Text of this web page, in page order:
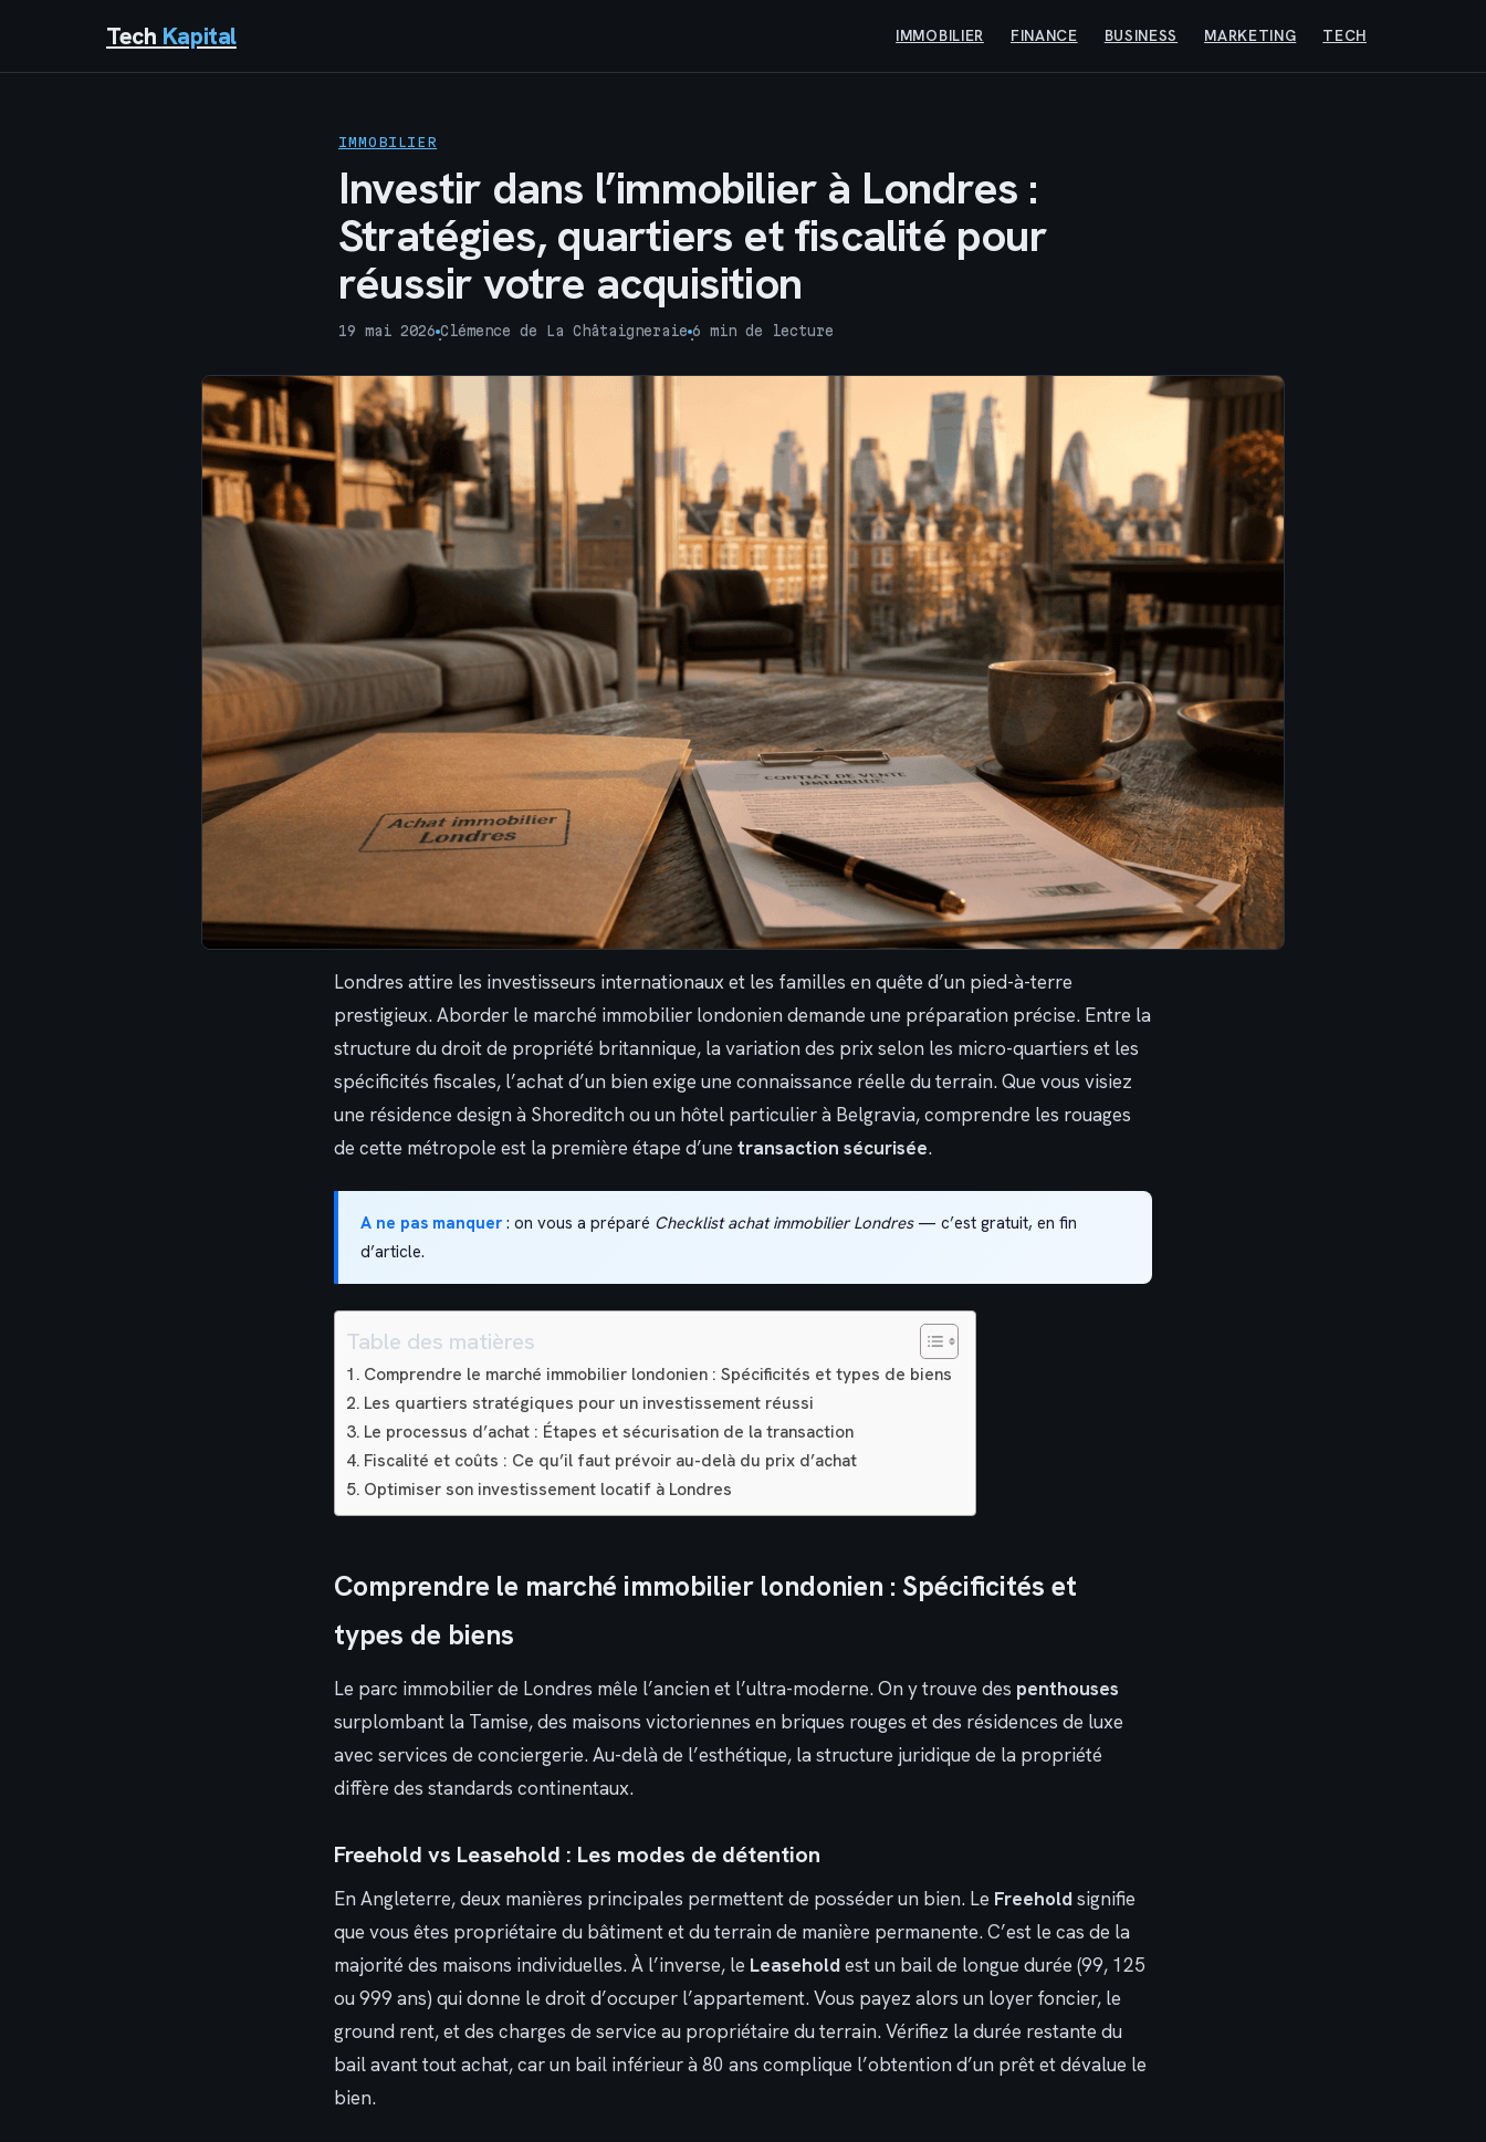
Tech Kapital IMMOBILIER FINANCE BUSINESS MARKETING TECH
IMMOBILIER
Investir dans l’immobilier à Londres :
Stratégies, quartiers et fiscalité pour
réussir votre acquisition
19 mai 2026
·
Clémence de La Châtaigneraie
·
6 min de lecture
Londres attire les investisseurs internationaux et les familles en quête d’un pied-à-terre
prestigieux. Aborder le marché immobilier londonien demande une préparation précise. Entre la
structure du droit de propriété britannique, la variation des prix selon les micro-quartiers et les
spécificités fiscales, l’achat d’un bien exige une connaissance réelle du terrain. Que vous visiez
une résidence design à Shoreditch ou un hôtel particulier à Belgravia, comprendre les rouages
de cette métropole est la première étape d’une transaction sécurisée.
A ne pas manquer : on vous a préparé Checklist achat immobilier Londres— c’est gratuit, en fin
d’article.
Table des matières
Comprendre le marché immobilier londonien : Spécificités et types de biens
Les quartiers stratégiques pour un investissement réussi
Le processus d’achat : Étapes et sécurisation de la transaction
Fiscalité et coûts : Ce qu’il faut prévoir au-delà du prix d’achat
Optimiser son investissement locatif à Londres
Comprendre le marché immobilier londonien : Spécificités et
types de biens
Le parc immobilier de Londres mêle l’ancien et l’ultra-moderne. On y trouve des penthouses
surplombant la Tamise, des maisons victoriennes en briques rouges et des résidences de luxe
avec services de conciergerie. Au-delà de l’esthétique, la structure juridique de la propriété
diffère des standards continentaux.
Freehold vs Leasehold : Les modes de détention
En Angleterre, deux manières principales permettent de posséder un bien. Le Freeholdsignifie
que vous êtes propriétaire du bâtiment et du terrain de manière permanente. C’est le cas de la
majorité des maisons individuelles. À l’inverse, le Leaseholdest un bail de longue durée (99, 125
ou 999 ans) qui donne le droit d’occuper l’appartement. Vous payez alors un loyer foncier, le
ground rent, et des charges de service au propriétaire du terrain. Vérifiez la durée restante du
bail avant tout achat, car un bail inférieur à 80 ans complique l’obtention d’un prêt et dévalue le
bien.